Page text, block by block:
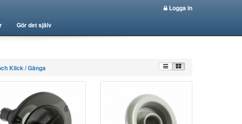
Gör det själv
Logga in
Klick / Gänga